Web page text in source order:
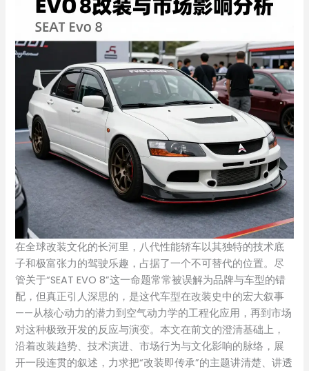
在全球改装文化的长河里，八代性能轿车以其独特的技术底
子和极富张力的驾驶乐趣，占据了一个不可替代的位置。尽
管关于“SEAT EVO 8”这一命题常常被误解为品牌与车型的错
配，但真正引人深思的，是这代车型在改装史中的宏大叙事
——从核心动力的潜力到空气动力学的工程化应用，再到市场
对这种极致开发的反应与演变。本文在前文的澄清基础上，
沿着改装趋势、技术演进、市场行为与文化影响的脉络，展
开一段连贯的叙述，力求把“改装即传承”的主题讲清楚、讲透